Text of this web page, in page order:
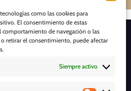
como las cookies para
El consentimiento de estas
de navegación o las
retirar el consentimiento, puede afectar
Siempre activo
D E S C A R G A S